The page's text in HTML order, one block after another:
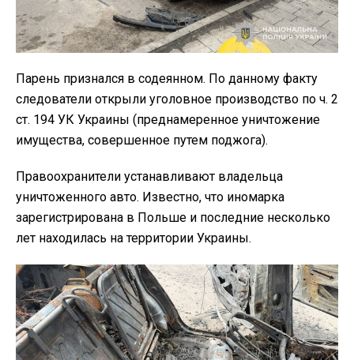
Парень признался в содеянном. По данному факту
следователи открыли уголовное производство по ч. 2
ст. 194 УК Украины (преднамеренное уничтожение
имущества, совершенное путем поджога).
Правоохранители устанавливают владельца
уничтоженного авто. Известно, что иномарка
зарегистрирована в Польше и последние несколько
лет находилась на территории Украины.